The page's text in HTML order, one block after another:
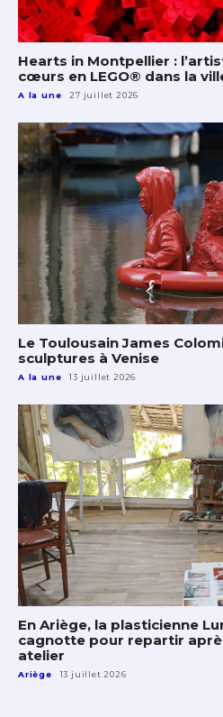
Hearts in Montpellier :
cœurs en LEGO® dans la
A la une 27 juillet 2026
Le Toulousain James
sculptures à Venise
A la une 13 juillet 2026
En Ariège, la plasticienne
cagnotte pour repartir
atelier
Ariège 13 juillet 2026